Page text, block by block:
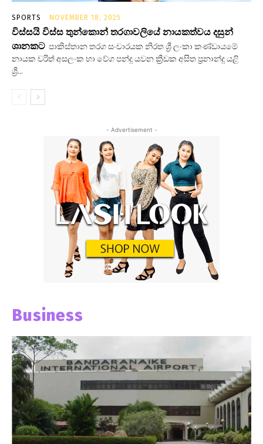
SPORTS NOVEMBER 18, 2025
විස්සයි විස්ස තුන්කොන් තරගාවලියේ නායකත්වය දසුන්
ශානකට පාකිස්තාන තරග සංචාරයක නිරත ශ්‍රී ලංකා කණ්ඩායමේ
නායක චරිත් අසලංක හා වේග පන්දු යවන ක්‍රීඩක අසිත ප්‍රනාන්දු යළි
ශ්‍රී...
- Advertisement -
Business